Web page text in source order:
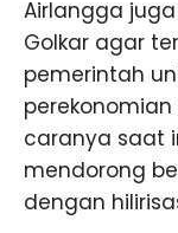
Airlangga
Golkar agar
pemerintah
caranya saat
mendorong
dengan